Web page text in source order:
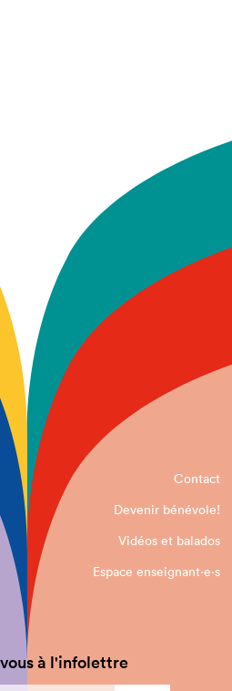
Contact
Devenir bénévole!
Vidéos et balados
Espace enseignant·e⋅s
à l'infolettre